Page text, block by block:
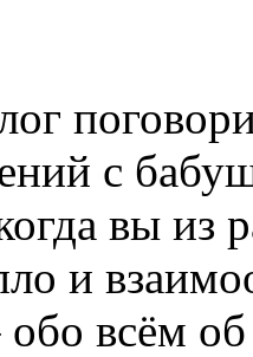
с
вы из
и
всём